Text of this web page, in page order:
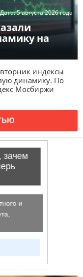
на
Дата:5 августа 2026 года
индексы
динамику. По
Мосбиржи